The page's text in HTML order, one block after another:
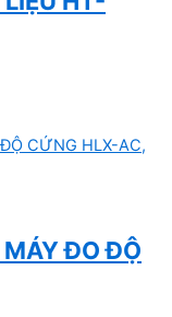
MÁY ĐO ĐỘ